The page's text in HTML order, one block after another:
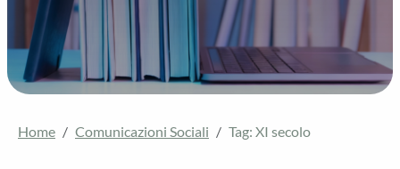
Home Comunicazioni Sociali Tag: XI secolo